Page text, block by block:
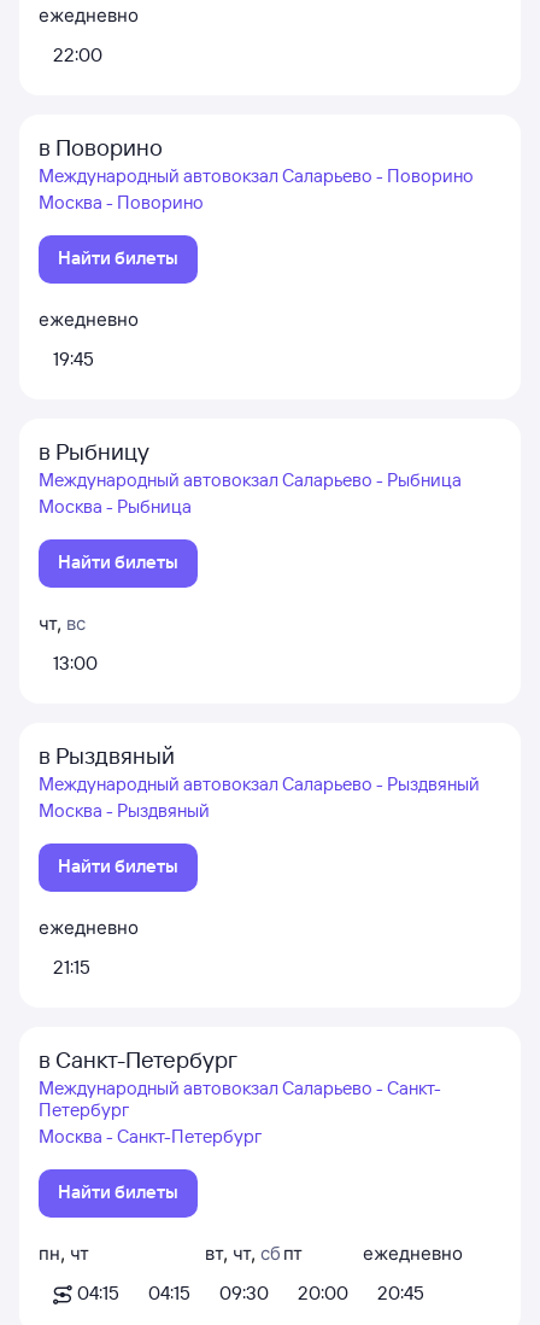
ежедневно
22:00
в Поворино
Международный автовокзал Саларьево - Поворино
Москва - Поворино
Найти билеты
ежедневно
19:45
в Рыбницу
Международный автовокзал Саларьево - Рыбница
Москва - Рыбница
Найти билеты
чт, вс
13:00
в Рыздвяный
Международный автовокзал Саларьево - Рыздвяный
Москва - Рыздвяный
Найти билеты
ежедневно
21:15
в Санкт-Петербург
Международный автовокзал Саларьево - Санкт-
Петербург
Москва - Санкт-Петербург
Найти билеты
пн, чт
04:15
04:15
вт, чт, сб
09:30
пт
20:00
ежедневно
20:45